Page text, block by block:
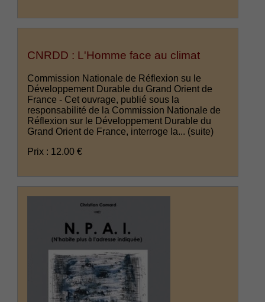
CNRDD : L'Homme face au climat
Commission Nationale de Réflexion su le
Développement Durable du Grand Orient de
France - Cet ouvrage, publié sous la
responsabilité de la Commission Nationale de
Réflexion sur le Développement Durable du
Grand Orient de France, interroge la... (suite)
Prix : 12.00 €